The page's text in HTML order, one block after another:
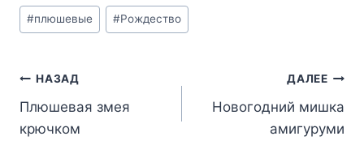
Метки
записи:
#плюшевые #Рождество
Навигация
по
записям
НАЗАД
Плюшевая змея
крючком
ДАЛЕЕ
Новогодний мишка
амигуруми